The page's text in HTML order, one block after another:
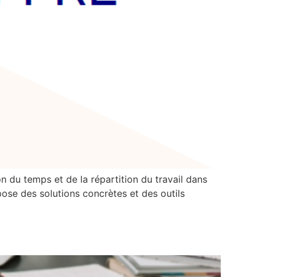
du temps et de la répartition du travail dans
des solutions concrètes et des outils